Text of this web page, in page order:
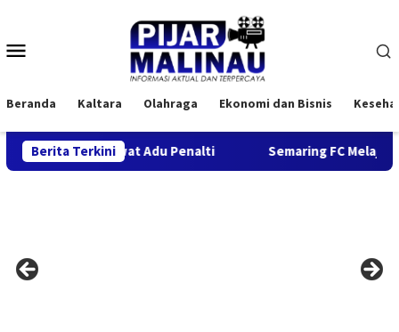
konten
Beranda Kaltara Olahraga Ekonomi dan Bisnis
Berita Terkini
FC Lewat Adu Penalti Semaring FC Melaju ke Final